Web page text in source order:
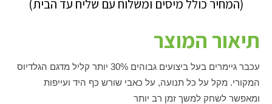
(המחיר כולל מיסים ומשלוח עם שליח עד הבית)
תיאור המוצר
עכבר גיימרים בעל ביצועים גבוהים 30% יותר קליל מדגם הגלדיוס
המקורי. מקל על כל תנועה, על כאבי שורש כף היד ועייפות
ומאפשר לשחק למשך זמן רב יותר